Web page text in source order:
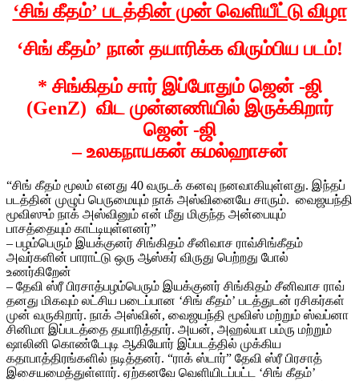
‘சிங் கீதம்’ படத்தின் முன் வெளியீட்டு விழா
‘சிங் கீதம்’ நான் தயாரிக்க விரும்பிய படம்!
* சிங்கிதம் சார் இப்போதும் ஜென் -ஜி
(GenZ) விட முன்னணியில் இருக்கிறார்
ஜென் -ஜி
– உலகநாயகன் கமல்ஹாசன்
“சிங் கீதம் மூலம் எனது 40 வருடக் கனவு நனவாகியுள்ளது. இந்தப்
படத்தின் முழுப் பெருமையும் நாக் அஸ்வினையே சாரும். வைஜயந்தி
மூவிஸும் நாக் அஸ்வினும் என் மீது மிகுந்த அன்பையும்
பாசத்தையும் காட்டியுள்ளனர்”
– பழம்பெரும் இயக்குனர் சிங்கிதம் சீனிவாச ராவ்சிங்கீதம்
அவர்களின் பாராட்டு ஒரு ஆஸ்கர் விருது பெற்றது போல்
உணர்கிறேன்
– தேவி ஸ்ரீ பிரசாத்பழம்பெரும் இயக்குனர் சிங்கிதம் சீனிவாச ராவ்
தனது மிகவும் லட்சிய படைப்பான ‘சிங் கீதம்’ படத்துடன் ரசிகர்கள்
முன் வருகிறார். நாக் அஸ்வின், வைஜயந்தி மூவிஸ் மற்றும் ஸ்வப்னா
சினிமா இப்படத்தை தயாரித்தார். அயன், அஹல்யா பம்ரு மற்றும்
ஷாலினி கொண்டேபுடி ஆகியோர் இப்படத்தில் முக்கிய
கதாபாத்திரங்களில் நடித்தனர். “ராக் ஸ்டார்” தேவி ஸ்ரீ பிரசாத்
இசையமைத்துள்ளார். ஏற்கனவே வெளியிடப்பட்ட ‘சிங் கீதம்’